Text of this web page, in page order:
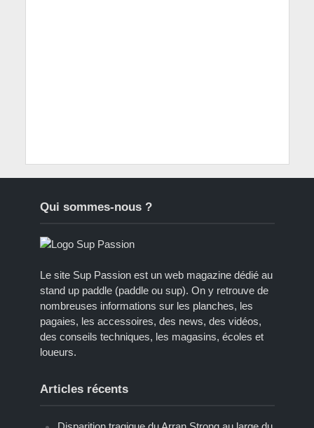
Qui sommes-nous ?
Le site Sup Passion est un web magazine dédié au
stand up paddle (paddle ou sup). On y retrouve de
nombreuses informations sur les planches, les
pagaies, les accessoires, des news, des vidéos,
des conseils techniques, les magasins, écoles et
loueurs.
Articles récents